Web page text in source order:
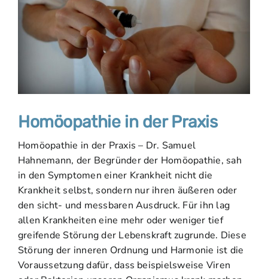
Homöopathie in der Praxis
Homöopathie in der Praxis – Dr. Samuel
Hahnemann, der Begründer der Homöopathie, sah
in den Symptomen einer Krankheit nicht die
Krankheit selbst, sondern nur ihren äußeren oder
den sicht- und messbaren Ausdruck. Für ihn lag
allen Krankheiten eine mehr oder weniger tief
greifende Störung der Lebenskraft zugrunde. Diese
Störung der inneren Ordnung und Harmonie ist die
Voraussetzung dafür, dass beispielsweise Viren